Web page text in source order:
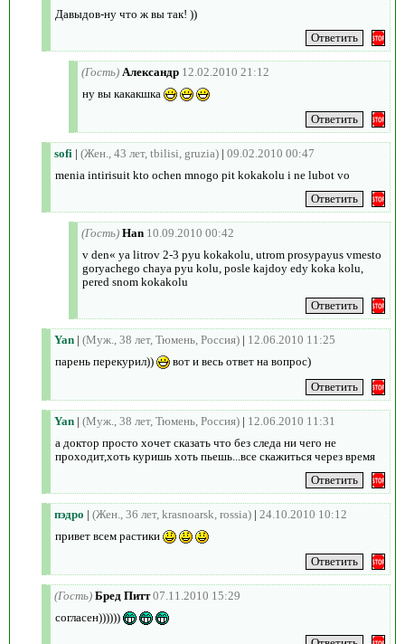
Давыдов-ну что ж вы так! ))
(Гость) Александр 12.02.2010 21:12
ну вы какакшка
sofi | (Жен., 43 лет, tbilisi, gruzia) | 09.02.2010 00:47
menia intirisuit kto ochen mnogo pit kokakolu i ne lubot vo
(Гость) Han 10.09.2010 00:42
v den« ya litrov 2-3 pyu kokakolu, utrom prosypayus vmesto
goryachego chaya pyu kolu, posle kajdoy edy koka kolu,
pered snom kokakolu
Yan | (Муж., 38 лет, Тюмень, Россия) | 12.06.2010 11:25
парень перекурил))
вот и весь ответ на вопрос)
Yan | (Муж., 38 лет, Тюмень, Россия) | 12.06.2010 11:31
а доктор просто хочет сказать что без следа ни чего не
проходит,хоть куришь хоть пьешь...все скажиться через время
пэдро | (Жен., 36 лет, krasnoarsk, rossia) | 24.10.2010 10:12
привет всем растики
(Гость) Бред Питт 07.11.2010 15:29
согласен))))))